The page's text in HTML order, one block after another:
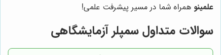
علمینو همراه شما در مسیر پیشرفت علمی!
سوالات متداول سمپلر آزمایشگاهی